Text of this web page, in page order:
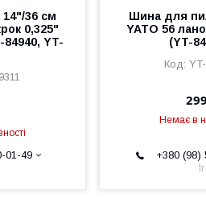
36 см
0,325"
YT-
01-49
Шина для
YATO 56
(YT-
Немає в
+380 (98)